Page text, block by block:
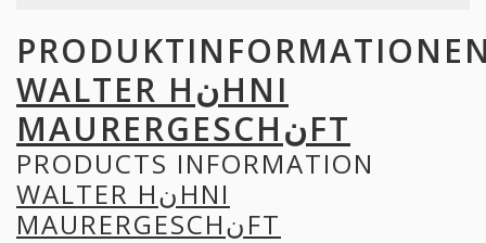
WALTER HنHNI
MAURERGESCHنFT
PRODUCTS INFORMATION
WALTER HنHNI
MAURERGESCHنFT